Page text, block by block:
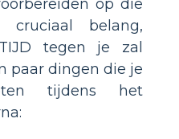
op die
cruciaal belang,
tegen je zal
paar dingen die je
tijdens het